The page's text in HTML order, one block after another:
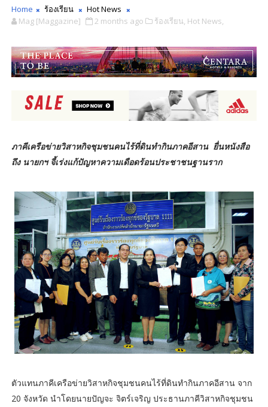
Home ร้องเรียน
Hot News
Mag [Maggazine]
2 months ago ร้องเรียน, Hot News,
​ภาคีเครือข่ายวิสาหกิจชุมชนคนไร้ที่ดินทำกินภาคอีสาน ยื่นหนังสือ
ถึง นายกฯ จี้เร่งแก้ปัญหาความเดือดร้อนประชาชนฐานราก
ตัวแทนภาคีเครือข่ายวิสาหกิจชุมชนคนไร้ที่ดินทำกินภาคอีสาน จาก
20 จังหวัด นำโดย​นายปัญจะ จิตร์เจริญ ประธานภาคีวิสาหกิจชุมชน